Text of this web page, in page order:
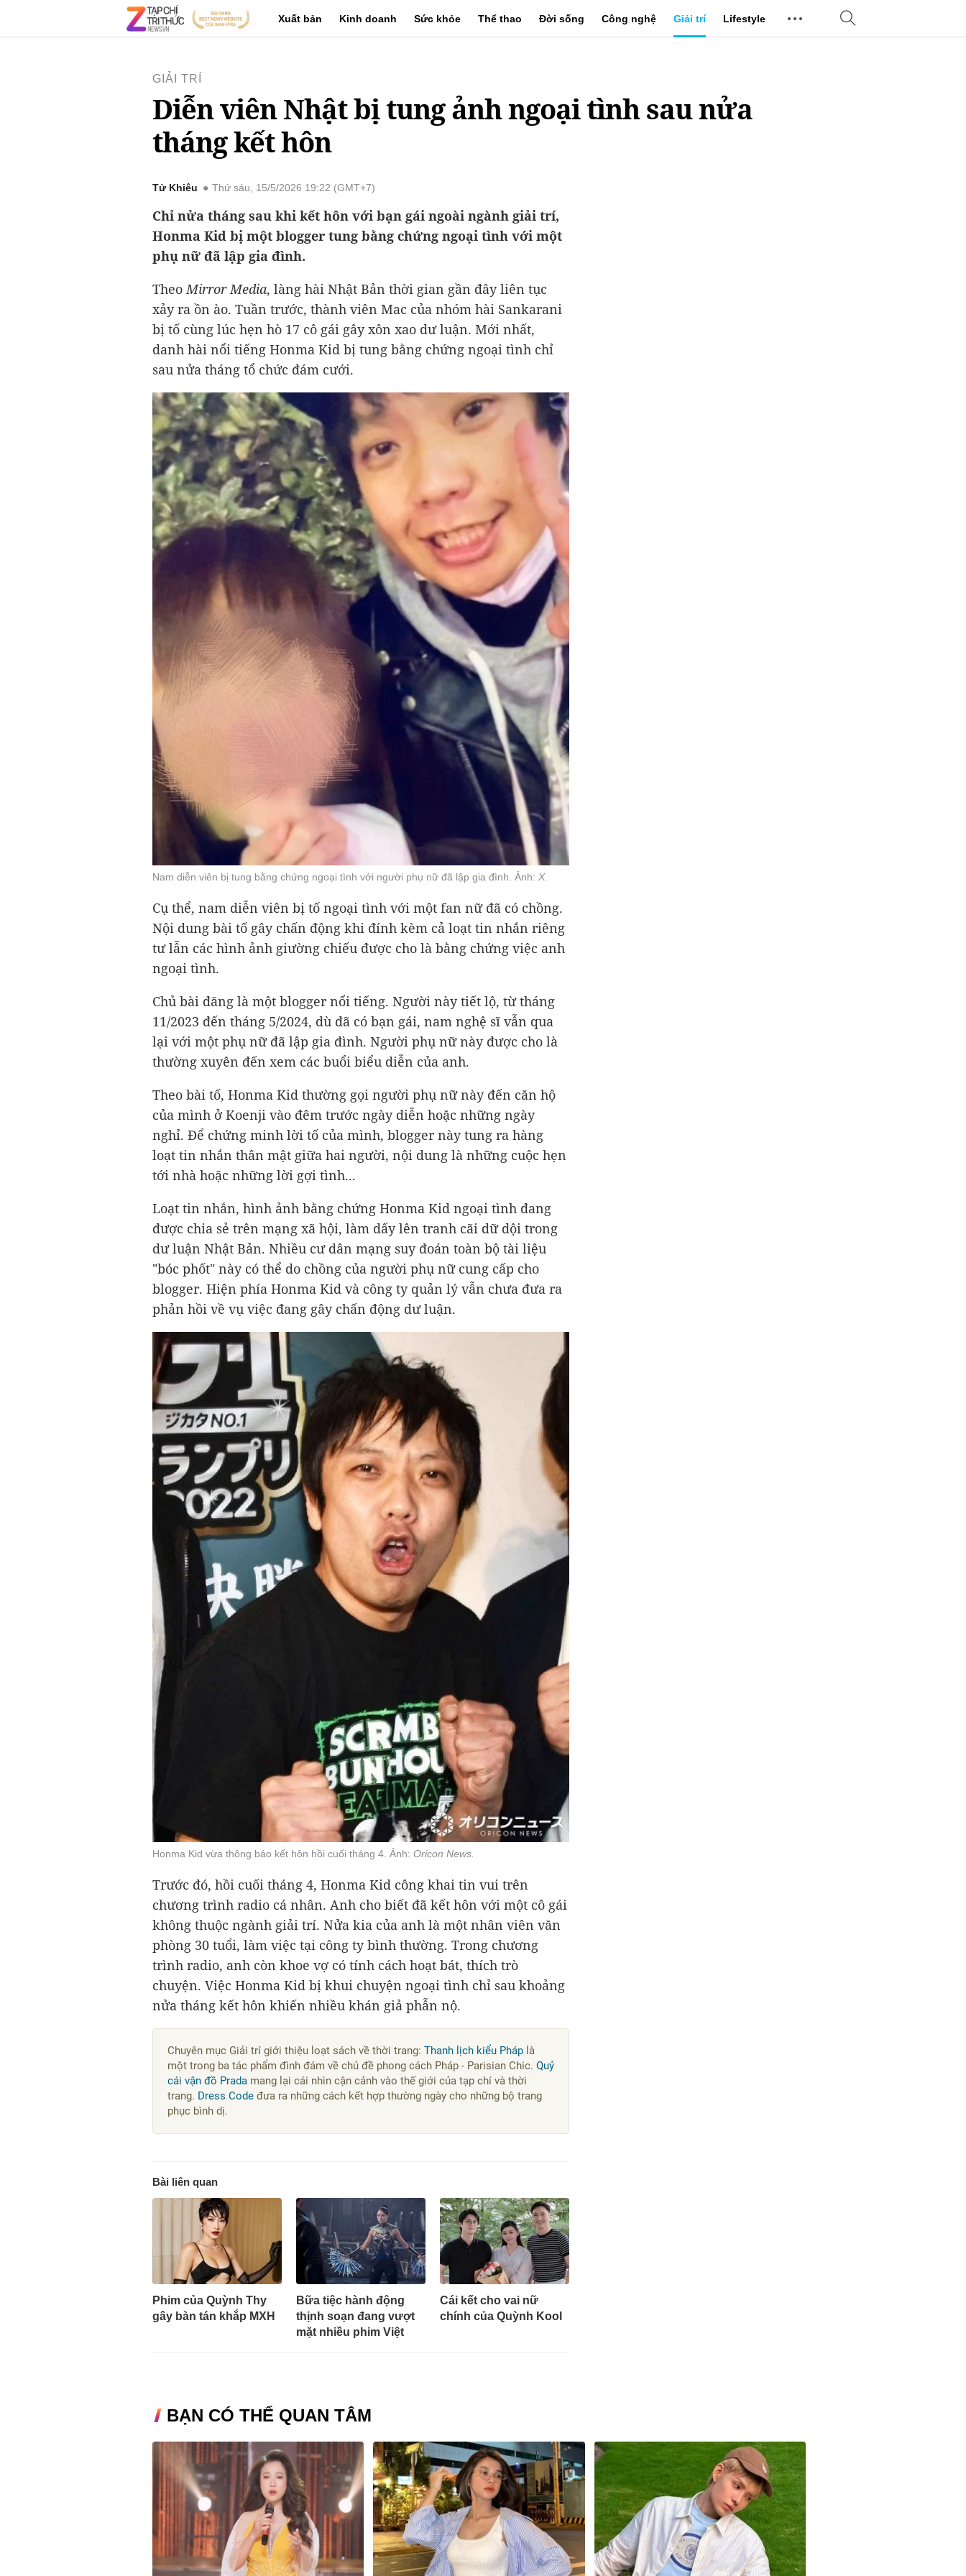
Xuất bản Kinh doanh Sức khỏe Thể thao Đời sống Công nghệ Giải trí Lifestyle
GIẢI TRÍ
Diễn viên Nhật bị tung ảnh ngoại tình sau nửa
tháng kết hôn
Tử Khiêu Thứ sáu, 15/5/2026 19:22 (GMT+7)
Chỉ nửa tháng sau khi kết hôn với bạn gái ngoài ngành giải trí,
Honma Kid bị một blogger tung bằng chứng ngoại tình với một
phụ nữ đã lập gia đình.
TheoMirror Media, làng hài Nhật Bản thời gian gần đây liên tục
xảy ra ồn ào. Tuần trước, thành viên Mac của nhóm hài Sankarani
bị tố cùng lúc hẹn hò 17 cô gái gây xôn xao dư luận. Mới nhất,
danh hài nổi tiếng Honma Kid bị tung bằng chứng ngoại tình chỉ
sau nửa tháng tổ chức đám cưới.
Nam diễn viên bị tung bằng chứng ngoại tình với người phụ nữ đã lập gia đình. Ảnh: X.
Cụ thể, nam diễn viên bị tố ngoại tình với một fan nữ đã có chồng.
Nội dung bài tố gây chấn động khi đính kèm cả loạt tin nhắn riêng
tư lẫn các hình ảnh giường chiếu được cho là bằng chứng việc anh
ngoại tình.
Chủ bài đăng là một blogger nổi tiếng. Người này tiết lộ, từ tháng
11/2023 đến tháng 5/2024, dù đã có bạn gái, nam nghệ sĩ vẫn qua
lại với một phụ nữ đã lập gia đình. Người phụ nữ này được cho là
thường xuyên đến xem các buổi biểu diễn của anh.
Theo bài tố, Honma Kid thường gọi người phụ nữ này đến căn hộ
của mình ở Koenji vào đêm trước ngày diễn hoặc những ngày
nghỉ. Để chứng minh lời tố của mình, blogger này tung ra hàng
loạt tin nhắn thân mật giữa hai người, nội dung là những cuộc hẹn
tới nhà hoặc những lời gợi tình...
Loạt tin nhắn, hình ảnh bằng chứng Honma Kid ngoại tình đang
được chia sẻ trên mạng xã hội, làm dấy lên tranh cãi dữ dội trong
dư luận Nhật Bản. Nhiều cư dân mạng suy đoán toàn bộ tài liệu
"bóc phốt" này có thể do chồng của người phụ nữ cung cấp cho
blogger. Hiện phía Honma Kid và công ty quản lý vẫn chưa đưa ra
phản hồi về vụ việc đang gây chấn động dư luận.
Honma Kid vừa thông báo kết hôn hồi cuối tháng 4. Ảnh: Oricon News.
Trước đó, hồi cuối tháng 4, Honma Kid công khai tin vui trên
chương trình radio cá nhân. Anh cho biết đã kết hôn với một cô gái
không thuộc ngành giải trí. Nửa kia của anh là một nhân viên văn
phòng 30 tuổi, làm việc tại công ty bình thường. Trong chương
trình radio, anh còn khoe vợ có tính cách hoạt bát, thích trò
chuyện. Việc Honma Kid bị khui chuyện ngoại tình chỉ sau khoảng
nửa tháng kết hôn khiến nhiều khán giả phẫn nộ.
Chuyên mục Giải trí giới thiệu loạt sách về thời trang: Thanh lịch kiểu Pháp là
một trong ba tác phẩm đình đám về chủ đề phong cách Pháp - Parisian Chic. Quỷ
cái vận đồ Prada mang lại cái nhìn cận cảnh vào thế giới của tạp chí và thời
trang. Dress Code đưa ra những cách kết hợp thường ngày cho những bộ trang
phục bình dị.
Bài liên quan
Phim của Quỳnh Thy
gây bàn tán khắp MXH
Bữa tiệc hành động
thịnh soạn đang vượt
mặt nhiều phim Việt
Cái kết cho vai nữ
chính của Quỳnh Kool
BẠN CÓ THỂ QUAN TÂM